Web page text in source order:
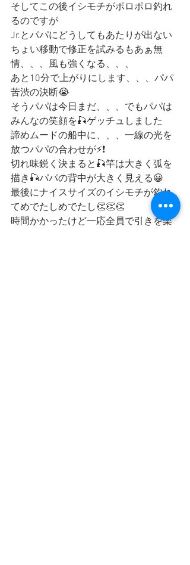
そしてこの後イシモチがポロポロ釣れ
るのですが
Jr.とパパにどうしてもあたりが出ない
ちょい移動で修正を試みるもあぁ無
情、、、風も強くなる、、、
あと10分で上がりにします、、、パパ
苦渋の決断😭
そうパパは今日まだ、、、でもパパは
みんなの笑顔を🎣ゲッチュしました
諦めムードの船中に、、、一線の光を
放つパパの合わせが⚡️❗️
切れ味鋭く決まると🎣竿は大きく弧を
描き🎣パパの背中が大きく見える😀
最後にナイスサイズのイシモチが釣れ
てめでたしめでたし👏👏👏
時間かかったけど一応全員で引きを楽